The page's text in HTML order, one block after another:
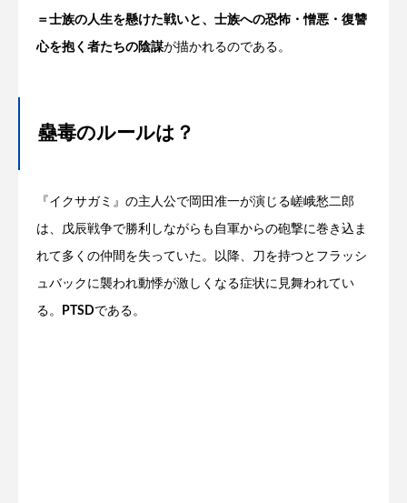
＝士族の人生を懸けた戦いと、士族への恐怖・憎悪・復讐
心を抱く者たちの陰謀が描かれるのである。
蠱毒のルールは？
『イクサガミ』の主人公で岡田准一が演じる嵯峨愁二郎
は、戊辰戦争で勝利しながらも自軍からの砲撃に巻き込ま
れて多くの仲間を失っていた。以降、刀を持つとフラッシ
ュバックに襲われ動悸が激しくなる症状に見舞われてい
る。 PTSDである。